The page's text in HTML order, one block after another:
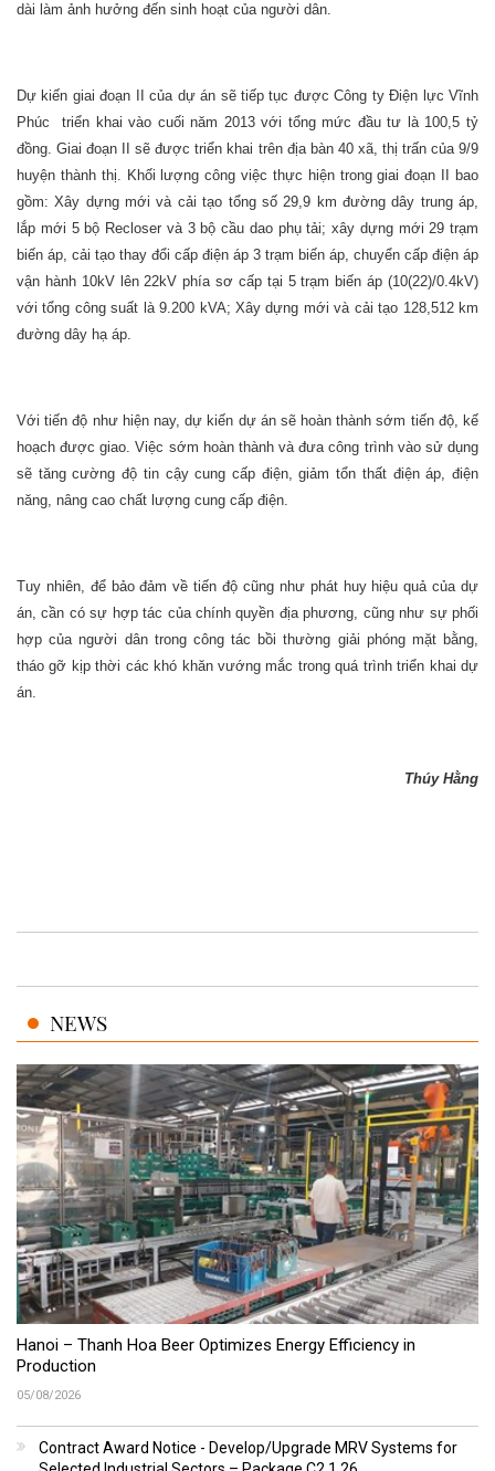
dài làm ảnh hưởng đến sinh hoạt của người dân.
Dự kiến giai đoạn II của dự án sẽ tiếp tục được Công ty Điện lực Vĩnh
Phúc triển khai vào cuối năm 2013 với tổng mức đầu tư là 100,5 tỷ
đồng. Giai đoạn II sẽ được triển khai trên địa bàn 40 xã, thị trấn của 9/9
huyện thành thị. Khối lượng công việc thực hiện trong giai đoạn II bao
gồm: Xây dựng mới và cải tạo tổng số 29,9 km đường dây trung áp,
lắp mới 5 bộ Recloser và 3 bộ cầu dao phụ tải; xây dựng mới 29 trạm
biến áp, cải tạo thay đổi cấp điện áp 3 trạm biến áp, chuyển cấp điện áp
vận hành 10kV lên 22kV phía sơ cấp tại 5 trạm biến áp (10(22)/0.4kV)
với tổng công suất là 9.200 kVA; Xây dựng mới và cải tạo 128,512 km
đường dây hạ áp.
Với tiến độ như hiện nay, dự kiến dự án sẽ hoàn thành sớm tiến độ, kế
hoạch được giao. Việc sớm hoàn thành và đưa công trình vào sử dụng
sẽ tăng cường độ tin cậy cung cấp điện, giảm tổn thất điện áp, điện
năng, nâng cao chất lượng cung cấp điện.
Tuy nhiên, để bảo đảm về tiến độ cũng như phát huy hiệu quả của dự
án, cần có sự hợp tác của chính quyền địa phương, cũng như sự phối
hợp của người dân trong công tác bồi thường giải phóng mặt bằng,
tháo gỡ kịp thời các khó khăn vướng mắc trong quá trình triển khai dự
án.
Thúy Hằng
NEWS
Hanoi – Thanh Hoa Beer Optimizes Energy Efficiency in
Production
05/08/2026
Contract Award Notice - Develop/Upgrade MRV Systems for